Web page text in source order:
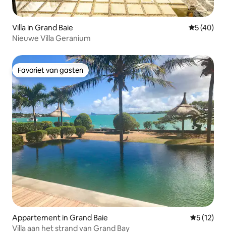
Villa in Grand Baie
5 (40)
Nieuwe Villa Geranium
Favoriet van gasten
Favoriet van gasten
Appartement in Grand Baie
5 (12)
Villa aan het strand van Grand Bay